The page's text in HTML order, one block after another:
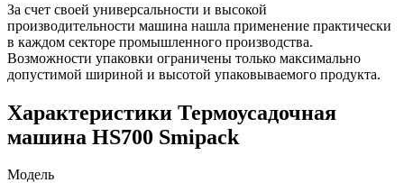
За счет своей универсальности и высокой
производительности машина нашла применение практически
в каждом секторе промышленного производства.
Возможности упаковки ограничены только максимально
допустимой шириной и высотой упаковываемого продукта.
Характеристики Термоусадочная
машина HS700 Smipack
Модель